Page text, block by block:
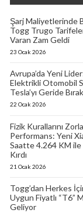
Şarj Maliyetlerinde
Togg Trugo
Varan Zam Geldi
23 Ocak 2026
Avrupa’da Yeni
Elektrikli Otomobil
Tesla’yı Geride
22 Ocak 2026
Fizik Kurallarını
Performans: Yeni
Saatte 4.264 KM ile
Kırdı
21 Ocak 2026
Togg’dan Herkes
Uygun Fiyatlı “T6”
Geliyor